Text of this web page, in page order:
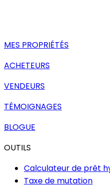
MES PROPRIÉTÉS
ACHETEURS
VENDEURS
TÉMOIGNAGES
BLOGUE
OUTILS
Calculateur de prêt
Taxe de mutation